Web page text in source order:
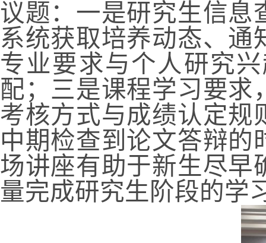
议题：一是研究生信息
系统获取培养动态、通
专业要求与个人研究
配；三是课程学习要求
考核方式与成绩认定规
中期检查到论文答辩
场讲座有助于新生尽早
量完成研究生阶段的学